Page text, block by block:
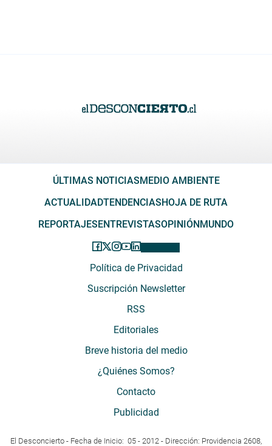
ÚLTIMAS NOTICIAS MEDIO AMBIENTE
ACTUALIDADTENDENCIAS HOJA DE RUTA
REPORTAJES ENTREVISTASOPINIÓN MUNDO
Política de Privacidad
Suscripción Newsletter
RSS
Editoriales
Breve historia del medio
¿Quiénes Somos?
Contacto
Publicidad
El Desconcierto - Fecha de Inicio: 05 - 2012 - Dirección: Providencia 2608,